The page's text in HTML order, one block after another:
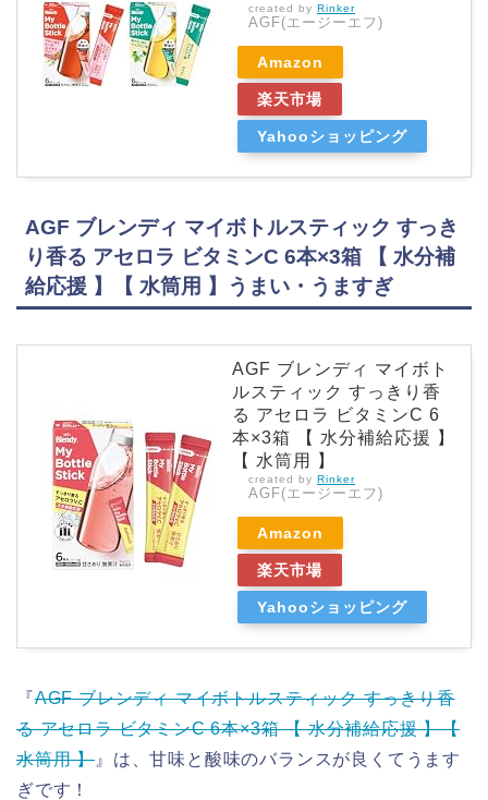
created by Rinker
AGF(エージーエフ)
Amazon
楽天市場
Yahooショッピング
AGF ブレンディ マイボトルスティック すっき
り香る アセロラ ビタミンC 6本×3箱 【 水分補
給応援 】【 水筒用 】うまい・うますぎ
AGF ブレンディ マイボト
ルスティック すっきり香
る アセロラ ビタミンC 6
本×3箱 【 水分補給応援 】
【 水筒用 】
created by Rinker
AGF(エージーエフ)
Amazon
楽天市場
Yahooショッピング
『AGF ブレンディ マイボトルスティック すっきり香
る アセロラ ビタミンC 6本×3箱 【 水分補給応援 】【
水筒用 】 』は、甘味と酸味のバランスが良くてうます
ぎです！